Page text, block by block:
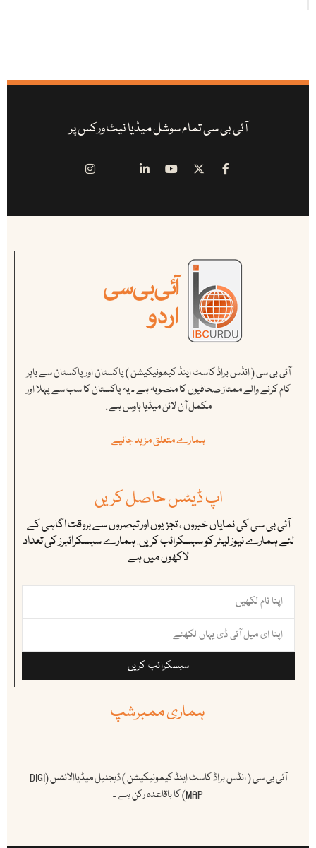
آئی بی سی تمام سوشل میڈیا نیٹ ورکس پر
آئی بی سی ( انڈس براڈ کاسٹ اینڈ کیمونیکیشن ) پاکستان اور پاکستان سے باہر
کام کرنے والے ممتاز صحافیوں کا منصوبہ ہے ۔ یہ پاکستان کا سب سے پہلا اور
مکمل آن لائن میڈیا ہاوس ہے .
ہمارے متعلق مزید جانیے
اپ ڈیٹس حاصل کریں
آئی بی سی کی نمایاں خبروں ، تجزیوں اور تبصروں سے بروقت اگاہی کے
لئے ہمارے نیوز لیٹر کو سبسکرائب کریں. ہمارے سبسکرائبرز کی تعداد
لاکھوں میں ہے
سبسکرائب کریں
ہماری ممبرشپ
آئی بی سی ( انڈس براڈ کاسٹ اینڈ کیمونیکیشن ) ڈیجٹیل میڈیاالائنس (DIGI
MAP) کا باقاعدہ رکن ہے ۔